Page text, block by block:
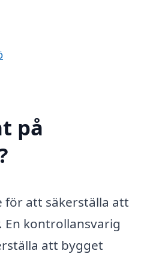
på
för att säkerställa att
kontrollansvarig
att bygget